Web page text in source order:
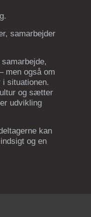
samarbejder
men også om
i situationen.
og sætter
udvikling
kan
og en